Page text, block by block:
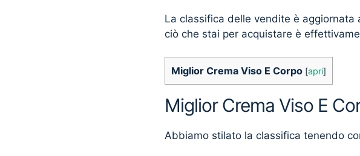
La classifica delle vendite è aggiornata
ciò che stai per acquistare è
Miglior Crema Viso E Corpo [apri]
Miglior Crema Viso E
Abbiamo stilato la classifica tenendo